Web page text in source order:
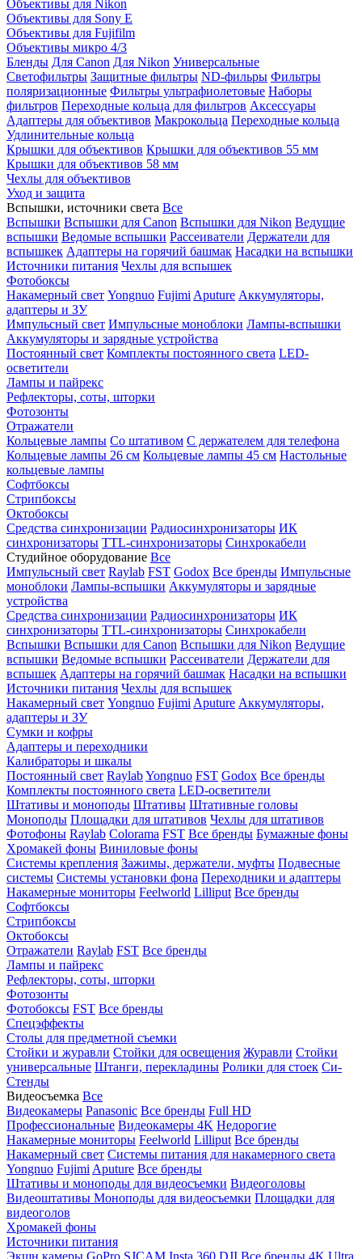
Объективы для Nikon
Объективы для Sony E
Объективы для Fujifilm
Объективы микро 4/3
Бленды Для Canon Для Nikon Универсальные
Светофильтры Защитные фильтры ND-фильры Фильтры
поляризационные Фильтры ультрафиолетовые Наборы
фильтров Переходные кольца для фильтров Аксессуары
Адаптеры для объективов Макрокольца Переходные кольца
Удлинительные кольца
Крышки для объективов Крышки для объективов 55 мм
Крышки для объективов 58 мм
Чехлы для объективов
Уход и защита
Вспышки, источники света Все
Вспышки Вспышки для Canon Вспышки для Nikon Ведущие
вспышки Ведомые вспышки Рассеиватели Держатели для
вспышкек Адаптеры на горячий башмак Насадки на вспышки
Источники питания Чехлы для вспышек
Фотобоксы
Накамерный свет Yongnuo Fujimi Aputure Аккумуляторы,
адаптеры и ЗУ
Импульсный свет Импульсные моноблоки Лампы-вспышки
Аккумуляторы и зарядные устройства
Постоянный свет Комплекты постоянного света LED-
осветители
Лампы и пайрекс
Рефлекторы, соты, шторки
Фотозонты
Отражатели
Кольцевые лампы Со штативом С держателем для телефона
Кольцевые лампы 26 см Кольцевые лампы 45 см Настольные
кольцевые лампы
Софтбоксы
Стрипбоксы
Октобоксы
Средства синхронизации Радиосинхронизаторы ИК
синхронизаторы TTL-синхронизаторы Синхрокабели
Студийное оборудование Все
Импульсный свет Raylab FST Godox Все бренды Импульсные
моноблоки Лампы-вспышки Аккумуляторы и зарядные
устройства
Средства синхронизации Радиосинхронизаторы ИК
синхронизаторы TTL-синхронизаторы Синхрокабели
Вспышки Вспышки для Canon Вспышки для Nikon Ведущие
вспышки Ведомые вспышки Рассеиватели Держатели для
вспышек Адаптеры на горячий башмак Насадки на вспышки
Источники питания Чехлы для вспышек
Накамерный свет Yongnuo Fujimi Aputure Аккумуляторы,
адаптеры и ЗУ
Сумки и кофры
Адаптеры и переходники
Калибраторы и шкалы
Постоянный свет RaylabYongnuo FST Godox Все бренды
Комплекты постоянного света LED-осветители
Штативы и моноподы Штативы Штативные головы
Моноподы Площадки для штативов Чехлы для штативов
Фотофоны Raylab Colorama FST Все бренды Бумажные фоны
Хромакей фоны Виниловые фоны
Системы крепления Зажимы, держатели, муфты Подвесные
системы Системы установки фона Переходники и адаптеры
Накамерные мониторы Feelworld Lilliput Все бренды
Софтбоксы
Стрипбоксы
Октобоксы
Отражатели Raylab FST Все бренды
Лампы и пайрекс
Рефлекторы, соты, шторки
Фотозонты
Фотобоксы FST Все бренды
Спецэффекты
Столы для предметной съемки
Стойки и журавли Стойки для освещения Журавли Стойки
универсальные Штанги, перекладины Ролики для стоек Си-
Стенды
Видеосъемка Все
Видеокамеры Panasonic Все бренды Full HD
Профессиональные Видеокамеры 4K Недорогие
Накамерные мониторы Feelworld Lilliput Все бренды
Накамерный свет Системы питания для накамерного света
Yongnuo Fujimi Aputure Все бренды
Штативы и моноподы для видеосъемки Видеоголовы
Видеоштативы Моноподы для видеосъемки Площадки для
видеоголов
Хромакей фоны
Источники питания
Экшн камеры GoPro SJCAM Insta 360 DJI Все бренды 4K Ultra